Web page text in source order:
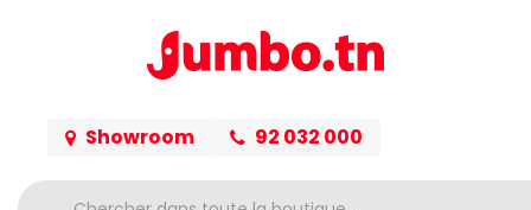
Showroom 92 032 000